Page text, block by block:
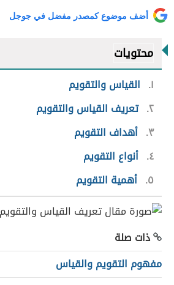
أضف موضوع كمصدر مفضل في جوجل
محتويات
١
القياس والتقويم
٢ تعريف القياس والتقويم
٣ أهداف التقويم
٤ أنواع التقويم
٥ أهمية التقويم
ذات صلة
مفهوم التقويم والقياس